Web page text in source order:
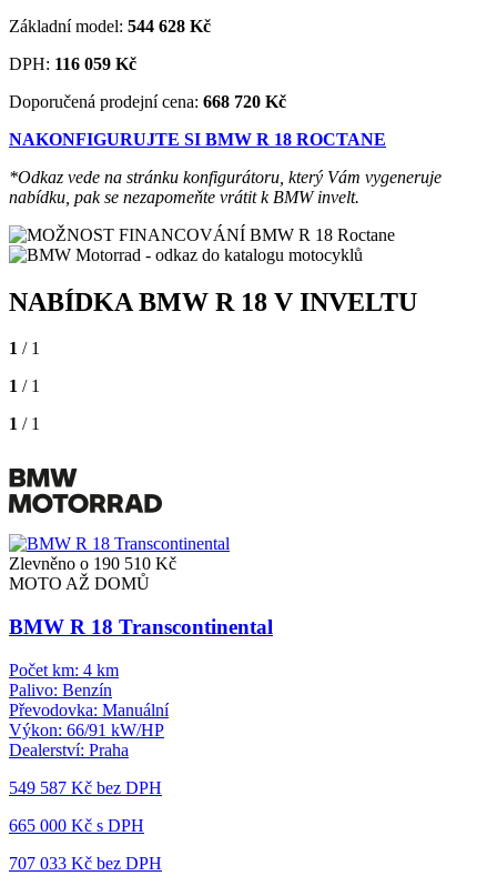
Základní model: 544 628 Kč
DPH: 116 059 Kč
Doporučená prodejní cena: 668 720 Kč
NAKONFIGURUJTE SI BMW R 18 ROCTANE
*Odkaz vede na stránku konfigurátoru, který Vám vygeneruje
nabídku, pak se nezapomeňte vrátit k BMW invelt.
NABÍDKA BMW R 18 V INVELTU
1 / 1
1 / 1
1 / 1
Zlevněno o 190 510 Kč
MOTO AŽ DOMŮ
BMW R 18 Transcontinental
Počet km: 4 km
Palivo: Benzín
Převodovka: Manuální
Výkon: 66/91 kW/HP
Dealerství: Praha
549 587 Kč bez DPH
665 000 Kč s DPH
707 033 Kč bez DPH